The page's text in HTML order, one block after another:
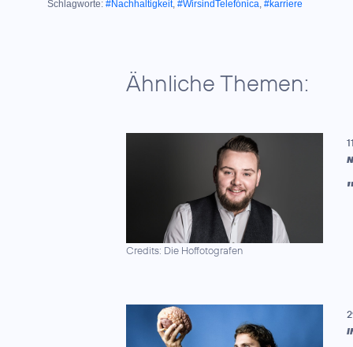
Schlagworte: #Nachhaltigkeit, #WirsindTelefónica, #karriere
Ähnliche Themen:
Credits: Die Hoffotografen